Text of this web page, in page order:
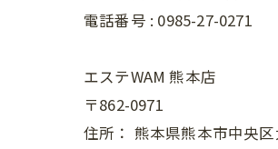
電話番号 : 0985-27-0271
エステWAM 熊本店
〒862-0971
住所： 熊本県熊本市中央